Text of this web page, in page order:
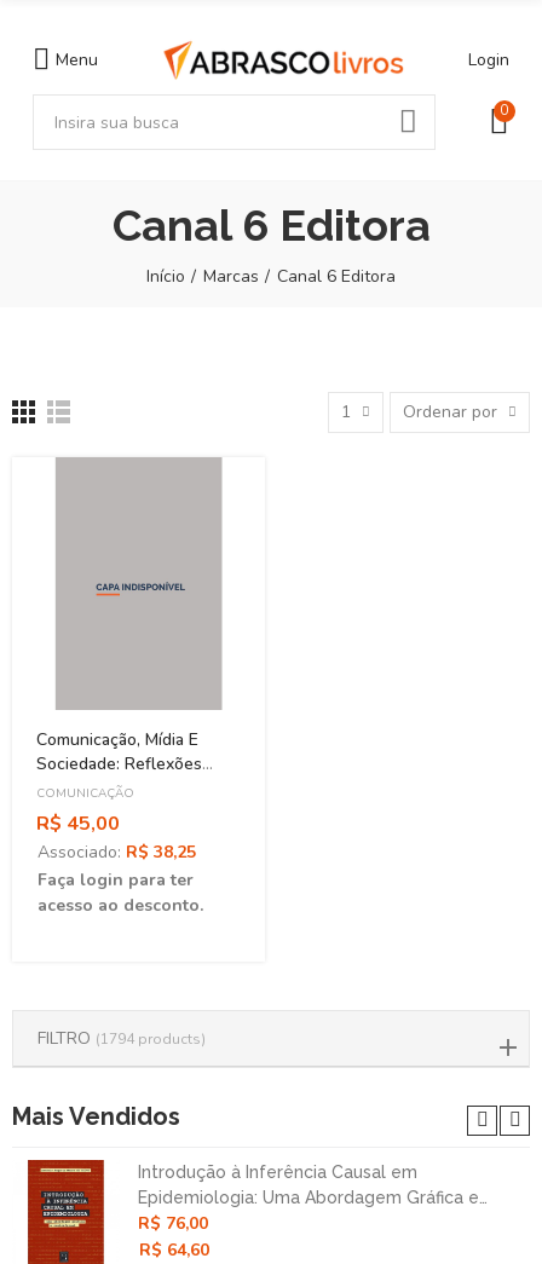
Menu Login
0
Canal 6 Editora
Início Marcas Canal 6 Editora
1 Ordenar por
Comunicação, Mídia E
Sociedade: Reflexões
Teóricas E Práticas
COMUNICAÇÃO
R$ 45,00
Associado: R$ 38,25
Faça login para ter
acesso ao desconto.
FILTRO (1794 products)
Mais Vendidos
Introdução à Inferência Causal em
Epidemiologia: Uma Abordagem Gráfica e
Contrafatual
R$ 76,00
R$ 64,60